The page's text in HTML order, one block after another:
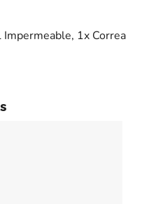
1x Correa